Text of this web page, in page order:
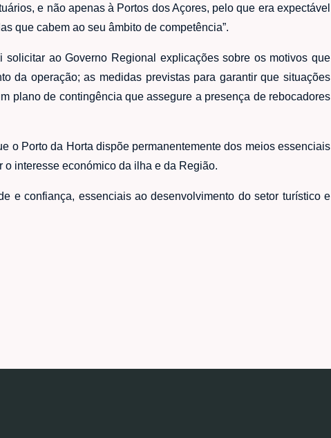
e não apenas à Portos dos Açores, pelo que era expectável
que cabem ao seu âmbito de competência”.
ao Governo Regional explicações sobre os motivos que
da operação; as medidas previstas para garantir que situações
plano de contingência que assegure a presença de rebocadores
o Porto da Horta dispõe permanentemente dos meios essenciais
interesse económico da ilha e da Região.
e confiança, essenciais ao desenvolvimento do setor turístico e